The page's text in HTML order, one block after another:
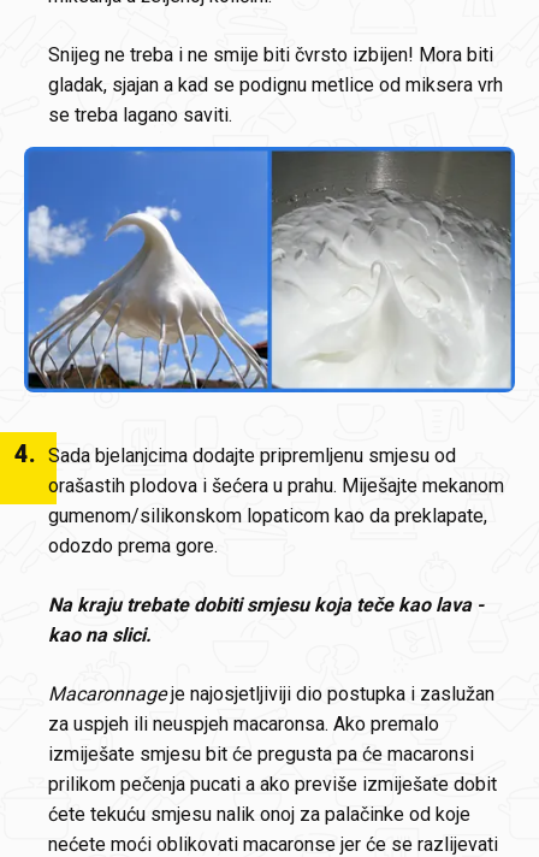
Snijeg ne treba i ne smije biti čvrsto izbijen! Mora biti
gladak, sjajan a kad se podignu metlice od miksera vrh
se treba lagano saviti.
4. Sada bjelanjcima dodajte pripremljenu smjesu od
orašastih plodova i šećera u prahu. Miješajte mekanom
gumenom/silikonskom lopaticom kao da preklapate,
odozdo prema gore.
Na kraju trebate dobiti smjesu koja teče kao lava -
kao na slici.
Macaronnageje najosjetljiviji dio postupka i zaslužan
za uspjeh ili neuspjeh macaronsa. Ako premalo
izmiješate smjesu bit će pregusta pa će macaronsi
prilikom pečenja pucati a ako previše izmiješate dobit
ćete tekuću smjesu nalik onoj za palačinke od koje
nećete moći oblikovati macaronse jer će se razlijevati